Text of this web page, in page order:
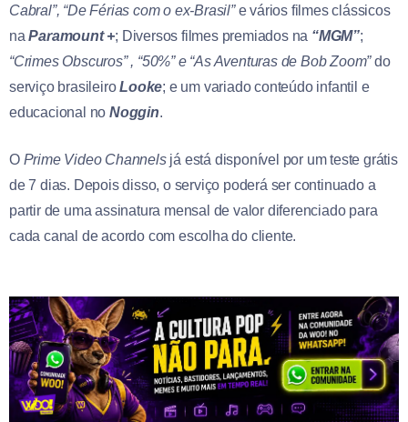
Cabral”, “De Férias com o ex-Brasil”e vários filmes clássicos
naParamount +; Diversos filmes premiados na “MGM”;
“Crimes Obscuros” , “50%” e “As Aventuras de Bob Zoom”do
serviço brasileiroLooke; e um variado conteúdo infantil e
educacional noNoggin.
OPrime Video Channelsjá está disponível por um teste grátis
de 7 dias. Depois disso, o serviço poderá ser continuado a
partir de uma assinatura mensal de valor diferenciado para
cada canal de acordo com escolha do cliente.